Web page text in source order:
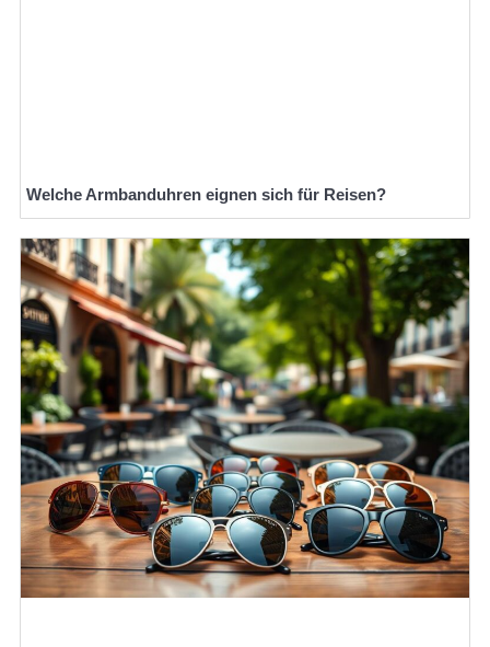
Welche Armbanduhren eignen sich für Reisen?